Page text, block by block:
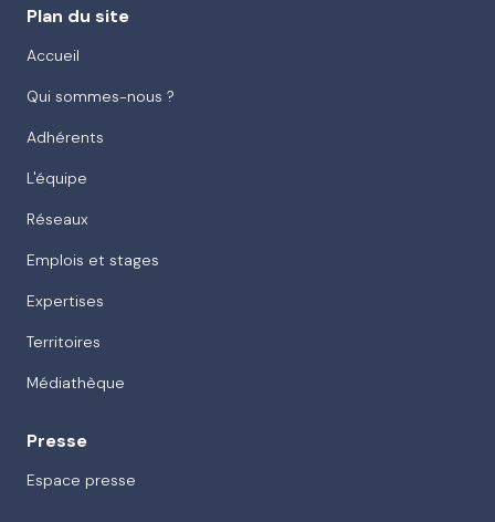
Plan du site
Accueil
Qui sommes-nous ?
Adhérents
L'équipe
Réseaux
Emplois et stages
Expertises
Territoires
Médiathèque
Presse
Espace presse